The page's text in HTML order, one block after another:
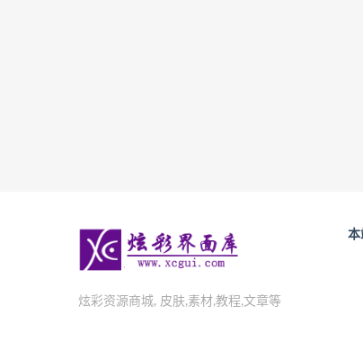
炫彩资源商城, 皮肤,素材,教程,文章等
本